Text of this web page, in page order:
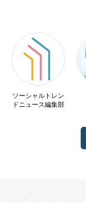
ソーシャルトレン
ドニュース編集部